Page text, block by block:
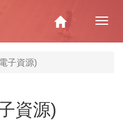
Home
子資源)
資源)